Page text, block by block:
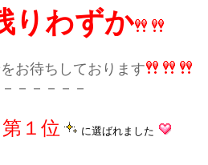
りわずか
お待ちしております
－－－－－
第１位 に選ばれました